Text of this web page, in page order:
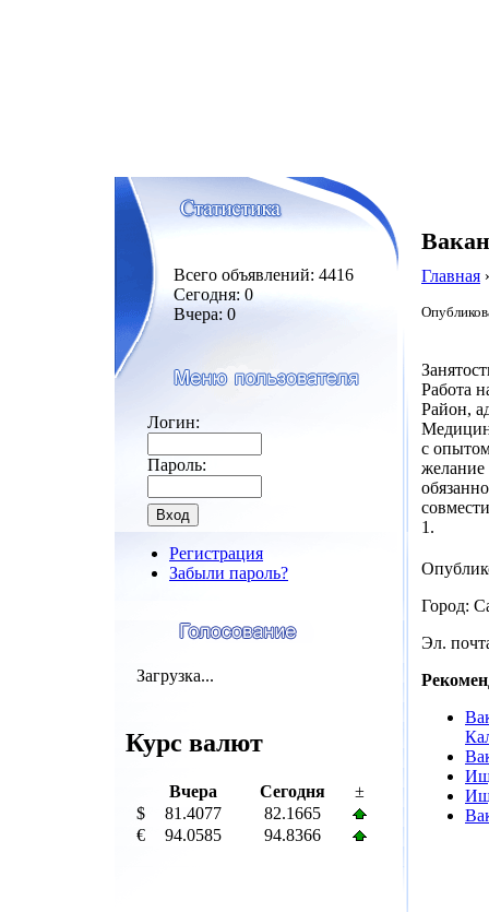
Всего объявлений: 4416
Сегодня: 0
Вчера: 0
Логин:
Пароль:
Регистрация
Забыли пароль?
Загрузка...
Курс валют
Вчера Сегодня
±
$
81.4077
82.1665
€
94.0585 94.8366
Главная
Работа
Район,
с
желание
1.
Город:
Эл.